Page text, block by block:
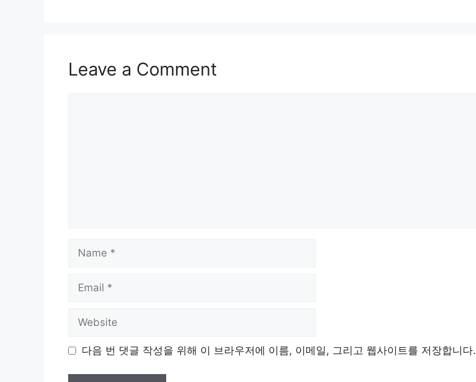
Leave a Comment
Name
Email
Website
다음 번 댓글 작성을 위해 이 브라우저에 이름, 이메일, 그리고 웹사이트를 저장합니다.